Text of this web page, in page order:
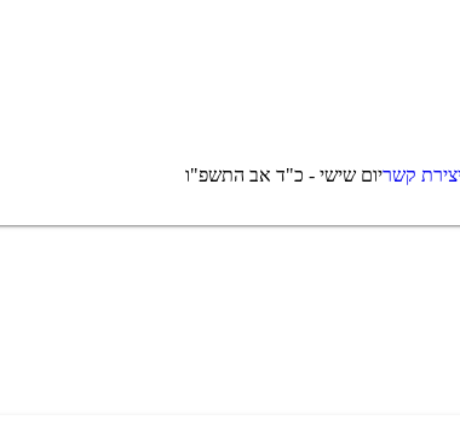
קשריום שישי - כ"ד אב התשפ"ו